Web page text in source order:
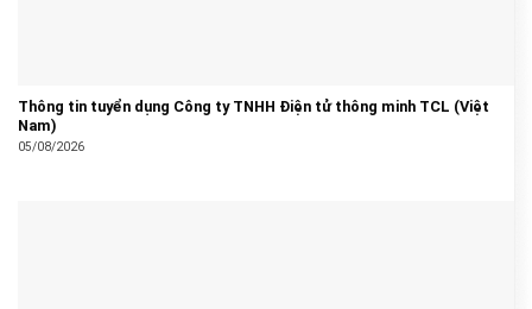
Thông tin tuyển dụng Công ty TNHH Điện tử thông minh TCL (Việt
Nam)
05/08/2026